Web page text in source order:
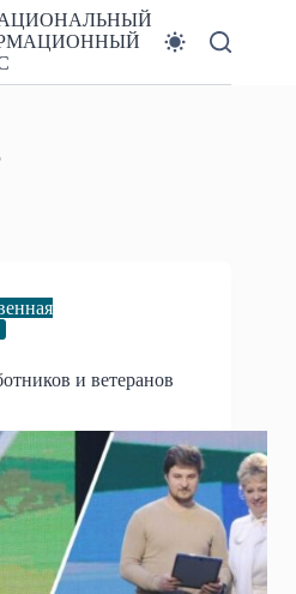
и ветеранов